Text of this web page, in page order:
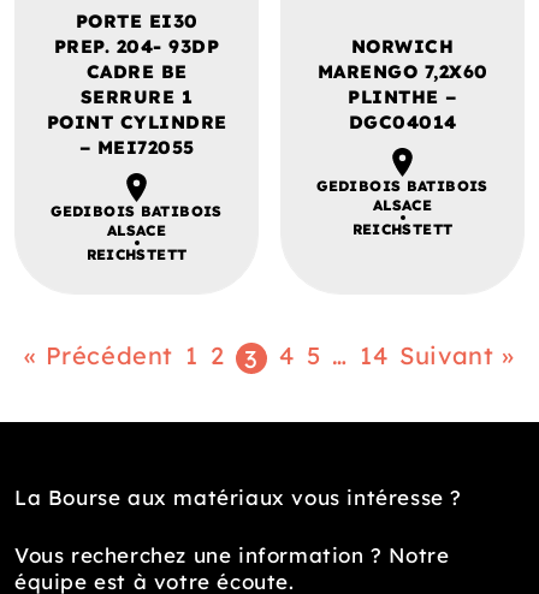
PORTE EI30
PREP. 204- 93DP
CADRE BE
SERRURE 1
POINT CYLINDRE
– MEI72055
GEDIBOIS BATIBOIS
ALSACE
REICHSTETT
NORWICH
MARENGO 7,2X60
PLINTHE –
DGC04014
GEDIBOIS BATIBOIS
ALSACE
REICHSTETT
« Précédent 1 2 3 4 5 … 14 Suivant »
La Bourse aux matériaux vous intéresse ?
Vous recherchez une information ? Notre
équipe est à votre écoute.